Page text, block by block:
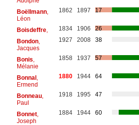
Boëllmann,
Léon
1862 1897 17
Boisdeffre, 1834 1906
26
Bondon,
Jacques
1927 2008 38
Bonis
Mélanie
1858 1937 57
Bonnal,
Ermend
1880 1944 64
Bonneau,
Paul
1918 1995 47
Bonnet,
Joseph
1884 1944 60